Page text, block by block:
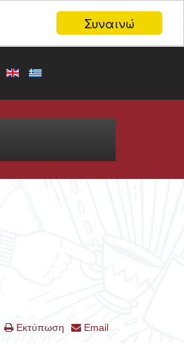
Συναινώ
Εκτύπωση
Email